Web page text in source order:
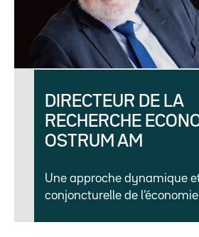
DIRECTEUR DE LA
RECHERCHE
OSTRUM AM
Une approche dynamique
conjoncturelle de